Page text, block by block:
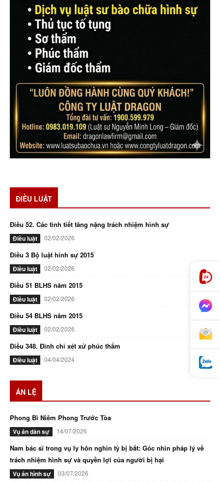
ĐIỀU LUẬT
Điều 52. Các tình tiết tăng nặng trách nhiệm hình sự
Điều luật 02/02/2026
Điều 3 Bộ luật hính sự 2015
Điều luật 02/02/2026
Điều 51 BLHS năm 2015
Điều luật 02/02/2026
Điều 54 BLHS năm 2015
Điều luật 02/02/2026
Điều 348. Đình chỉ xét xử phúc thẩm
Điều luật 04/04/2024
ÁN LỆ
Phong Bì Niêm Phong Trước Tòa
Vụ án dân sự 14/07/2026
Nam bác sĩ trong vụ ly hôn nghìn tỷ bị bắt: Góc nhìn pháp lý về
trách nhiệm hình sự và quyền lợi của người bị hại
Vụ án hình sự 03/07/2026